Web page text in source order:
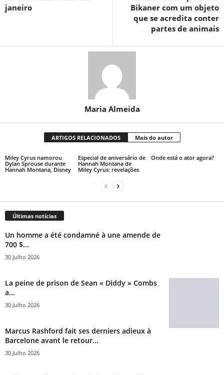
janeiro
Bikaner com um objeto
que se acredita conter
partes de animais
Maria Almeida
ARTIGOS RELACIONADOS Mais do autor
Miley Cyrus namorou
Dylan Sprouse durante
Hannah Montana, Disney
Especial de aniversário de
Hannah Montana de
Miley Cyrus: revelações
Onde está o ator agora?
Últimas notícias
Un homme a été condamné à une amende de
700 $...
30 Julho 2026
La peine de prison de Sean « Diddy » Combs
a...
30 Julho 2026
Marcus Rashford fait ses derniers adieux à
Barcelone avant le retour...
30 Julho 2026